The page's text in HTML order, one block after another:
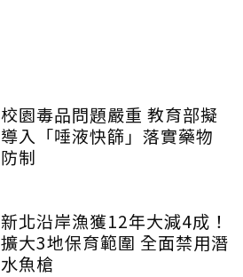
校園毒品問題嚴重 教育部擬
導入「唾液快篩」落實藥物
防制
新北沿岸漁獲12年大減4成！
擴大3地保育範圍 全面禁用潛
水魚槍